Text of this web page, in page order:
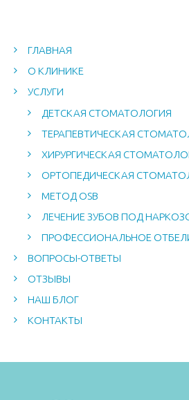
ГЛАВНАЯ
О КЛИНИКЕ
УСЛУГИ
ДЕТСКАЯ СТОМАТОЛОГИЯ
ТЕРАПЕВТИЧЕСКАЯ
ХИРУРГИЧЕСКАЯ
ОРТОПЕДИЧЕСКАЯ
МЕТОД OSB
ЛЕЧЕНИЕ ЗУБОВ ПОД
ПРОФЕССИОНАЛЬНОЕ
ВОПРОСЫ-ОТВЕТЫ
ОТЗЫВЫ
НАШ БЛОГ
КОНТАКТЫ